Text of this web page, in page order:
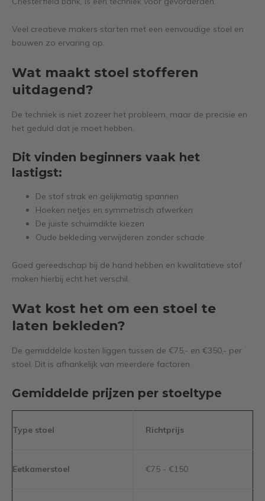
Veel creatieve makers starten met een eenvoudige stoel en
bouwen zo ervaring op.
Wat maakt stoel stofferen
uitdagend?
De techniek is niet zozeer het probleem, maar de precisie en
het geduld dat je moet hebben.
Dit vinden beginners vaak het
lastigst:
De stof strak en gelijkmatig spannen
Hoeken netjes en symmetrisch afwerken
De juiste schuimdikte kiezen
Oude bekleding verwijderen zonder schade
Goed gereedschap bij de hand hebben en kwalitatieve stof
maken hierbij echt het verschil.
Wat kost het om een stoel te
laten bekleden?
De gemiddelde kosten liggen tussen de €75,- en €350,- per
stoel. Dit is afhankelijk van meerdere factoren.
Gemiddelde prijzen per stoeltype
Type stoel Richtprijs
Eetkamerstoel €75 - €150